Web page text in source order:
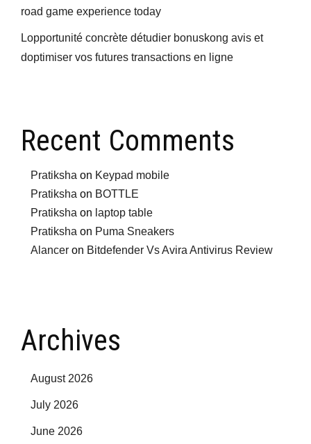
road game experience today
Lopportunité concrète détudier bonuskong avis et
doptimiser vos futures transactions en ligne
Recent Comments
Pratiksha on Keypad mobile
Pratiksha on BOTTLE
Pratiksha on laptop table
Pratiksha on Puma Sneakers
Alancer on Bitdefender Vs Avira Antivirus Review
Archives
August 2026
July 2026
June 2026